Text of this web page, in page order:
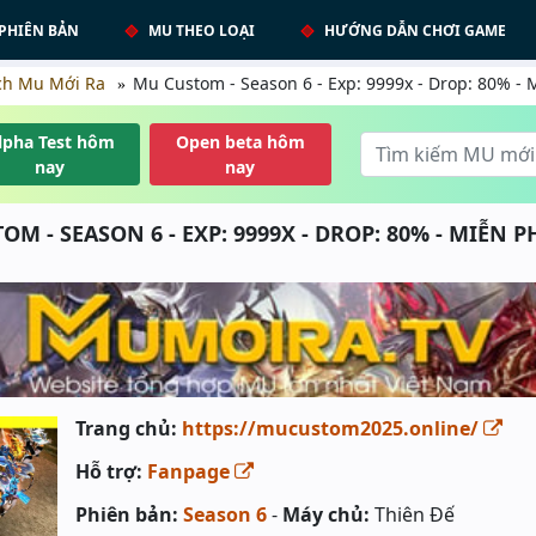
BẢN MU THEO LOẠI HƯỚNG DẪN CHƠI GAME
Mu Mới Ra Mu Custom - Season 6 - Exp: 9999x - Drop: 80% -
Test hôm
nay
Open beta hôm
nay
- SEASON 6 - EXP: 9999X - DROP: 80% - MIỄN
Trang chủ: https://mucustom2025.online/
Hỗ trợ: Fanpage
Phiên bản: Season 6- Máy chủ: Thiên Đế